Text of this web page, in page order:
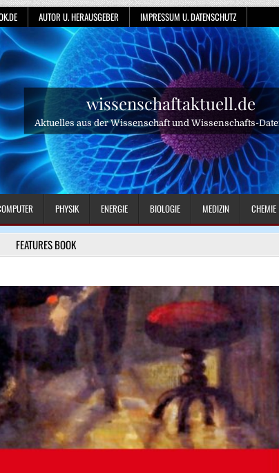
AUTOR U. HERAUSGEBER IMPRESSUM U. DATENSCHUTZ
wissenschaftaktuell.de
Aktuelles aus der Wissenschaft und Wissenschafts-
PHYSIK ENERGIE BIOLOGIE MEDIZIN CHEMIE
FEATURES BOOK